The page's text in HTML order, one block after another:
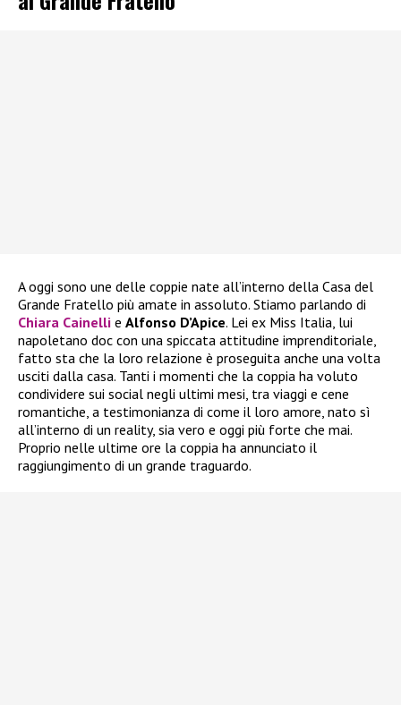
A oggi sono une delle coppie nate all’interno della Casa del
Grande Fratello più amate in assoluto. Stiamo parlando di
Chiara Cainelli e Alfonso D’Apice. Lei ex Miss Italia, lui
napoletano doc con una spiccata attitudine imprenditoriale,
fatto sta che la loro relazione è proseguita anche una volta
usciti dalla casa. Tanti i momenti che la coppia ha voluto
condividere sui social negli ultimi mesi, tra viaggi e cene
romantiche, a testimonianza di come il loro amore, nato sì
all’interno di un reality, sia vero e oggi più forte che mai.
Proprio nelle ultime ore la coppia ha annunciato il
raggiungimento di un grande traguardo.